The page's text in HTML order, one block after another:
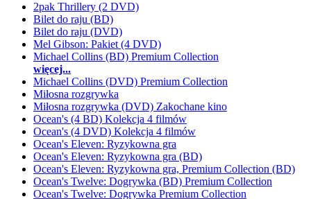
2pak Thrillery (2 DVD)
Bilet do raju (BD)
Bilet do raju (DVD)
Mel Gibson: Pakiet (4 DVD)
Michael Collins (BD) Premium Collection
więcej...
Michael Collins (DVD) Premium Collection
Miłosna rozgrywka
Miłosna rozgrywka (DVD) Zakochane kino
Ocean's (4 BD) Kolekcja 4 filmów
Ocean's (4 DVD) Kolekcja 4 filmów
Ocean's Eleven: Ryzykowna gra
Ocean's Eleven: Ryzykowna gra (BD)
Ocean's Eleven: Ryzykowna gra, Premium Collection (BD)
Ocean's Twelve: Dogrywka (BD) Premium Collection
Ocean's Twelve: Dogrywka Premium Collection